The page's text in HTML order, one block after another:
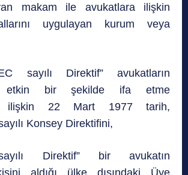
makam ile avukatlara ilişkin
uygulayan kurum veya
sayılı Direktif” avukatların
etkin bir şekilde ifa etme
ilişkin 22 Mart 1977 tarih,
Konsey Direktifini,
Direktif” bir avukatın
aldığı ülke dışındaki Üye